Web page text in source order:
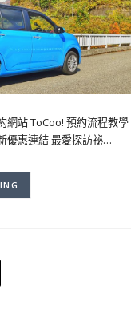
網站 ToCoo! 預約流程教
優惠連結 最愛探訪祕…